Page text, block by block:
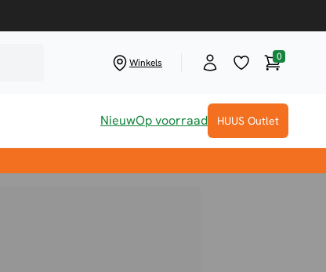
Winkels 0
NieuwOp voorraad HUUS Outlet